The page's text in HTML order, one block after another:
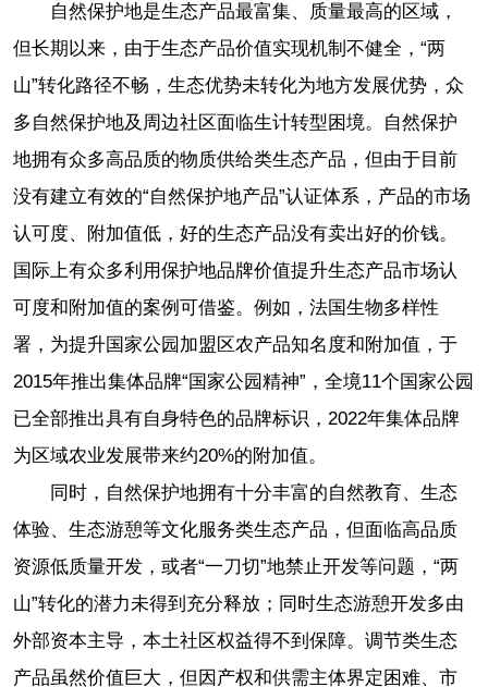
自然保护地是生态产品最富集、质量最高的区域，
但长期以来，由于生态产品价值实现机制不健全，“两
山”转化路径不畅，生态优势未转化为地方发展优势，众
多自然保护地及周边社区面临生计转型困境。自然保护
地拥有众多高品质的物质供给类生态产品，但由于目前
没有建立有效的“自然保护地产品”认证体系，产品的市场
认可度、附加值低，好的生态产品没有卖出好的价钱。
国际上有众多利用保护地品牌价值提升生态产品市场认
可度和附加值的案例可借鉴。例如，法国生物多样性
署，为提升国家公园加盟区农产品知名度和附加值，于
2015年推出集体品牌“国家公园精神”，全境11个国家公园
已全部推出具有自身特色的品牌标识，2022年集体品牌
为区域农业发展带来约20%的附加值。
同时，自然保护地拥有十分丰富的自然教育、生态
体验、生态游憩等文化服务类生态产品，但面临高品质
资源低质量开发，或者“一刀切”地禁止开发等问题，“两
山”转化的潜力未得到充分释放；同时生态游憩开发多由
外部资本主导，本土社区权益得不到保障。调节类生态
产品虽然价值巨大，但因产权和供需主体界定困难、市